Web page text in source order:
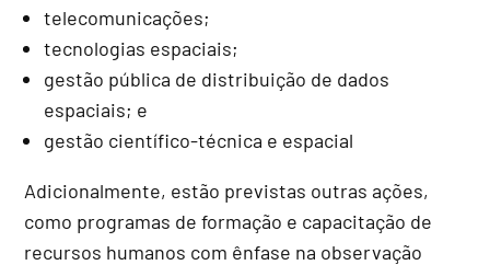
telecomunicações;
tecnologias espaciais;
gestão pública de distribuição de dados
espaciais; e
gestão científico-técnica e espacial
Adicionalmente, estão previstas outras ações,
como programas de formação e capacitação de
recursos humanos com ênfase na observação